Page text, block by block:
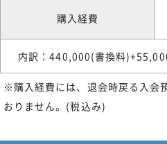
購入経費
内訳：440,000(書換料
※購入経費には、退会時戻る入会
おりません。(税込み)